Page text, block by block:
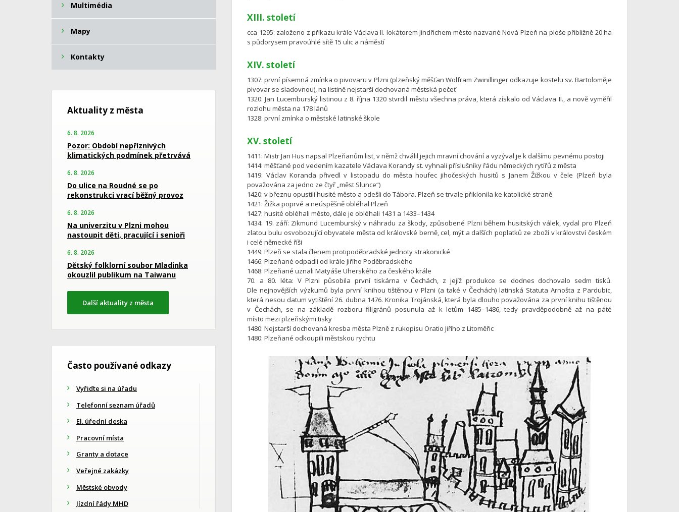
XIII. století
cca 1295: založeno z příkazu krále Václava II. lokátorem Jindřichem město nazvané Nová Plzeň na ploše přibližně 20 ha
s půdorysem pravoúhlé sítě 15 ulic a náměstí
XIV. století
1307: první písemná zmínka o pivovaru v Plzni (plzeňský měšťan Wolfram Zwinillinger odkazuje kostelu sv. Bartoloměje
pivovar se sladovnou), na listině nejstarší dochovaná městská pečeť
1320: Jan Lucemburský listinou z 8. října 1320 stvrdil městu všechna práva, která získalo od Václava II., a nově vyměřil
rozlohu města na 178 lánů
1328: první zmínka o městské latinské škole
XV. století
1411: Mistr Jan Hus napsal Plzeňanům list, v němž chválil jejich mravní chování a vyzýval je k dalšímu pevnému postoji
1414: měšťané pod vedením kazatele Václava Korandy st. vyhnali příslušníky řádu německých rytířů z města
1419: Václav Koranda přivedl v listopadu do města houfec jihočeských husitů s Janem Žižkou v čele (Plzeň byla
považována za jedno ze čtyř „měst Slunce“)
1420: v březnu opustili husité město a odešli do Tábora. Plzeň se trvale přiklonila ke katolické straně
1421: Žižka poprvé a neúspěšně obléhal Plzeň
1427: husité obléhali město, dále je obléhali 1431 a 1433–1434
1434: 19. září: Zikmund Lucemburský v náhradu za škody, způsobené Plzni během husitských válek, vydal pro Plzeň
zlatou bulu osvobozující obyvatele města od královské berně, cel, mýt a dalších poplatků ze zboží v království českém
i celé německé říši
1449: Plzeň se stala členem protipoděbradské jednoty strakonické
1466: Plzeňané odpadli od krále Jiřího Poděbradského
1468: Plzeňané uznali Matyáše Uherského za českého krále
70. a 80. léta: V Plzni působila první tiskárna v Čechách, z jejíž produkce se dodnes dochovalo sedm tisků.
Dle nejnovějších výzkumů byla první knihou tištěnou v Plzni (a také v Čechách) latinská Statuta Arnošta z Pardubic,
která nesou datum vytištění 26. dubna 1476. Kronika Trojánská, která byla dlouho považována za první knihu tištěnou
v Čechách, se na základě rozboru filigránů posunula až k letům 1485–1486, tedy pravděpodobně až na páté
místo mezi plzeňskými tisky
1480: Nejstarší dochovaná kresba města Plzně z rukopisu Oratio Jiřího z Litoměřic
1480: Plzeňané odkoupili městskou rychtu
Multimédia
Mapy
Kontakty
Aktuality z města
6. 8. 2026
Pozor: Období nepříznivých
klimatických podmínek přetrvává
6. 8. 2026
Do ulice na Roudné se po
rekonstrukci vrací běžný provoz
6. 8. 2026
Na univerzitu v Plzni mohou
nastoupit děti, pracující i senioři
6. 8. 2026
Dětský folklorní soubor Mladinka
okouzlil publikum na Taiwanu
Další aktuality z města
Často používané odkazy
Vyřiďte si na úřadu
Telefonní seznam úřadů
El. úřední deska
Pracovní místa
Granty a dotace
Veřejné zakázky
Městské obvody
Jízdní řády MHD